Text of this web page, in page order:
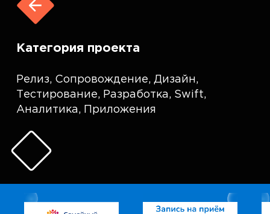
Категория проекта
Релиз, Сопровождение, Дизайн,
Тестирование, Разработка, Swift,
Аналитика, Приложения